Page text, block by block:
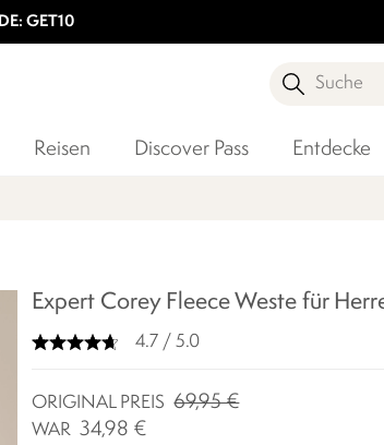
GET10
Suche
Reisen Discover Pass Entdecke
Expert Corey Fleece Weste für
4.7 / 5.0
ORIGINAL PREIS 69,95 €
WAR 34,98 €